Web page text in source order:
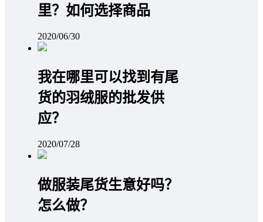
里？如何选择商品
2020/06/30
我在哪里可以找到有尾
货的羽绒服的批发供
应？
2020/07/28
做服装尾货生意好吗？
怎么做？